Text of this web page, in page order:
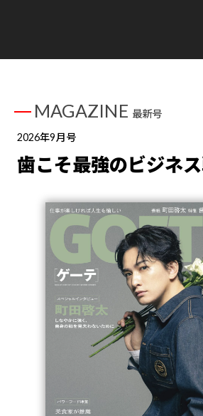
MAGAZINE 最新号
2026年9月号
歯こそ最強のビジネ